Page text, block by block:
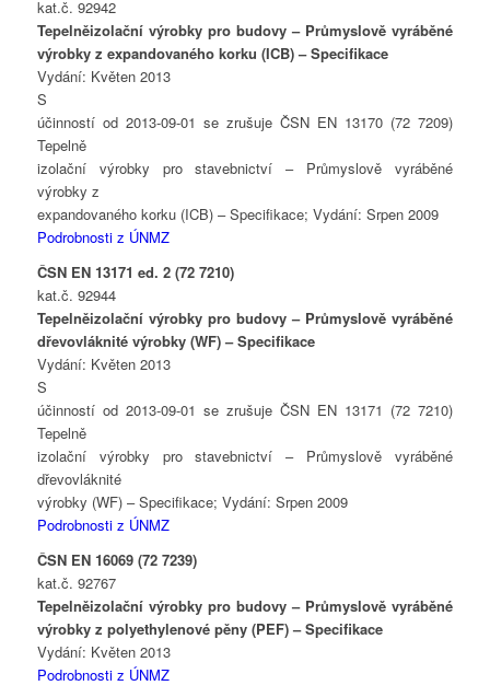
kat.č. 92942
Tepelněizolační výrobky pro budovy – Průmyslově vyráběné
výrobky z expandovaného korku (ICB) – Specifikace
Vydání: Květen 2013
S
účinností od 2013-09-01 se zrušuje ČSN EN 13170 (72 7209)
Tepelně
izolační výrobky pro stavebnictví – Průmyslově vyráběné
výrobky z
expandovaného korku (ICB) – Specifikace; Vydání: Srpen 2009
Podrobnosti z ÚNMZ
ČSN EN 13171 ed. 2 (72 7210)
kat.č. 92944
Tepelněizolační výrobky pro budovy – Průmyslově vyráběné
dřevovláknité výrobky (WF) – Specifikace
Vydání: Květen 2013
S
účinností od 2013-09-01 se zrušuje ČSN EN 13171 (72 7210)
Tepelně
izolační výrobky pro stavebnictví – Průmyslově vyráběné
dřevovláknité
výrobky (WF) – Specifikace; Vydání: Srpen 2009
Podrobnosti z ÚNMZ
ČSN EN 16069 (72 7239)
kat.č. 92767
Tepelněizolační výrobky pro budovy – Průmyslově vyráběné
výrobky z polyethylenové pěny (PEF) – Specifikace
Vydání: Květen 2013
Podrobnosti z ÚNMZ